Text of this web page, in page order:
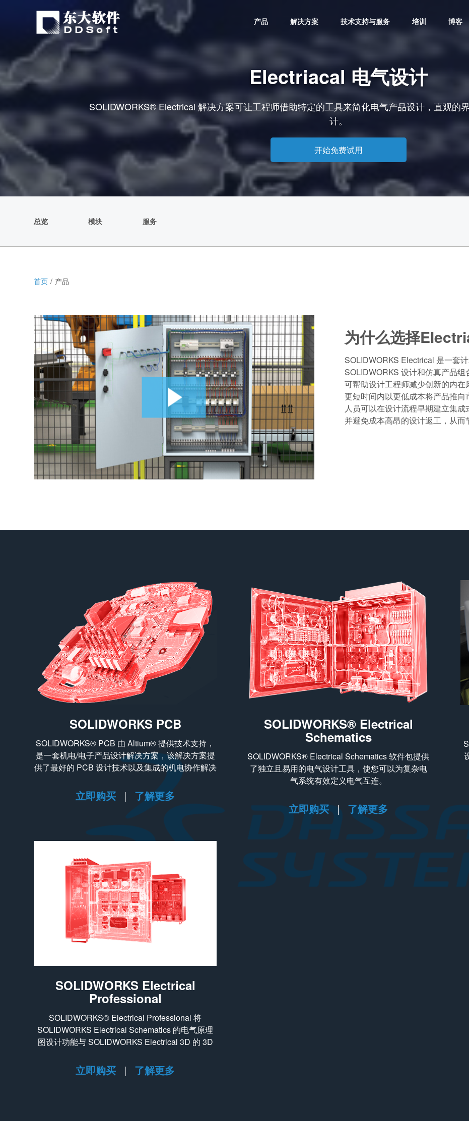
产品 解决方案 技术支持与服务 培训 博客
Electriacal 电气设计
SOLIDWORKS® Electrical 解决方案可让工程师借助特定的工具来简化电气产品设计，直观的
计。
开始免费试用
总览 模块 服务
首页 产品
为什么选择
SOLIDWORKS Electrical 是一套
SOLIDWORKS 设计和仿真产品
可帮助设计工程师减少创新的内
更短时间内以更低成本将产品推
人员可以在设计流程早期建立集
并避免成本高昂的设计返工，从而
SOLIDWORKS PCB
SOLIDWORKS® PCB 由 Altium® 提供技术支持，
是一套机电/电子产品设计解决方案，该解决方案提
供了最好的 PCB 设计技术以及集成的机电协作解决
立即购买 | 了解更多
SOLIDWORKS® Electrical
Schematics
SOLIDWORKS® Electrical Schematics 软件包提供
了独立且易用的电气设计工具，使您可以为复杂电
气系统有效定义电气互连。
立即购买 | 了解更多
SOLIDWORKS Electrical
Professional
SOLIDWORKS® Electrical Professional 将
SOLIDWORKS Electrical Schematics 的电气原理
图设计功能与 SOLIDWORKS Electrical 3D 的 3D
立即购买 | 了解更多